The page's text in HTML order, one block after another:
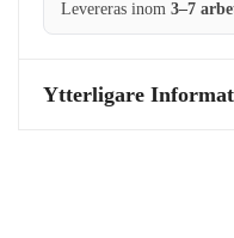
Levereras inom 3–7
Ytterligare